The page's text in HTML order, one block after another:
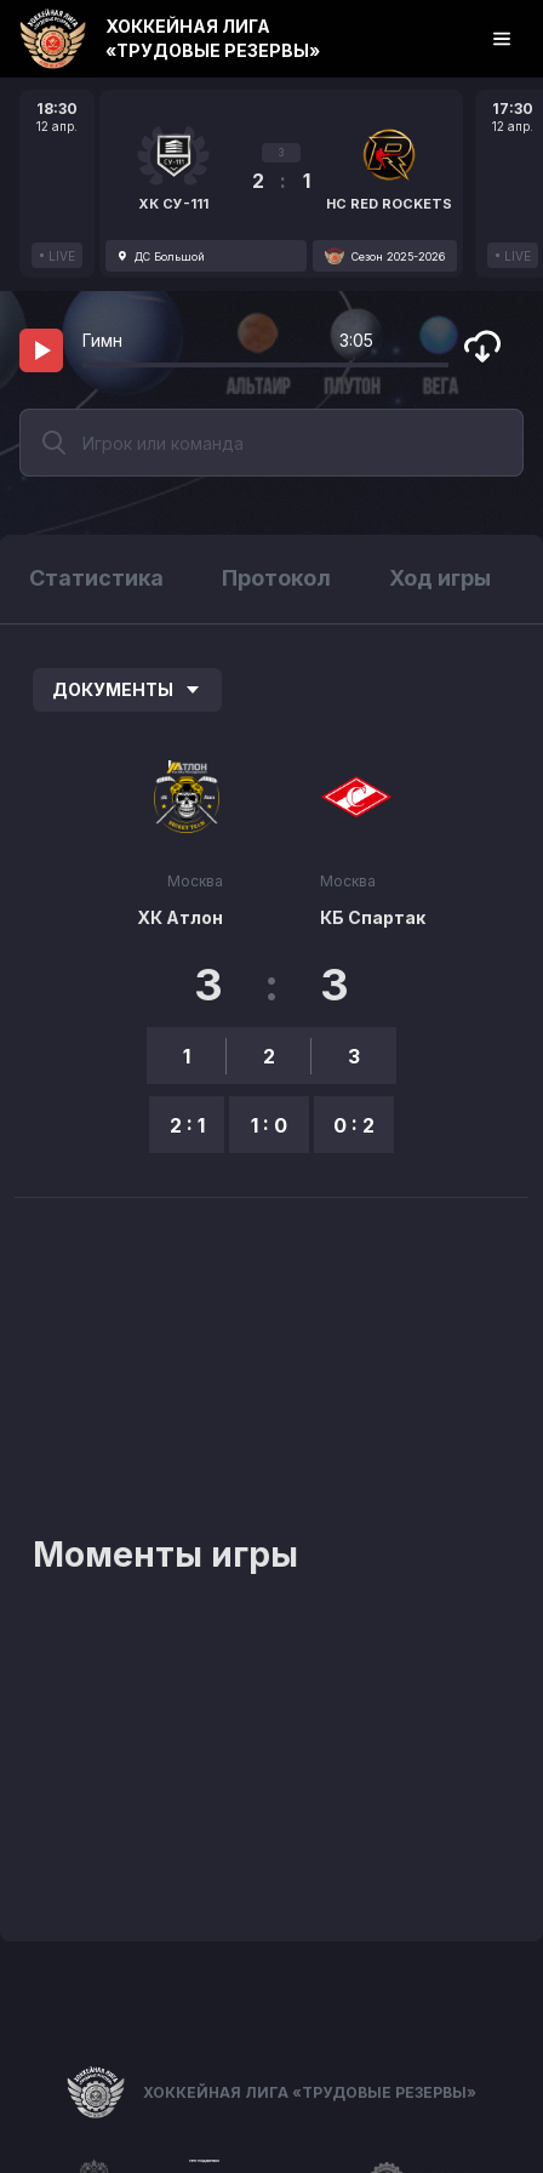
18:30
12 апр.
LIVE
ХК СУ-111
3
2 : 1
HC RED ROCKETS
ДС Большой Сезон 2025-2026
17:30
12 апр.
LIVE
ХОККЕЙНАЯ ЛИГА
«ТРУДОВЫЕ РЕЗЕРВЫ»
Гимн 3:05
Статистика Протокол Ход игры
ДОКУМЕНТЫ
Москва
ХК Атлон
3 : 3
1
2 : 1
2
1 : 0
3
0 : 2
Москва
КБ Спартак
Моменты игры
ХОККЕЙНАЯ ЛИГА «ТРУДОВЫЕ РЕЗЕРВЫ»